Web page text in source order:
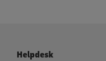
Helpdesk